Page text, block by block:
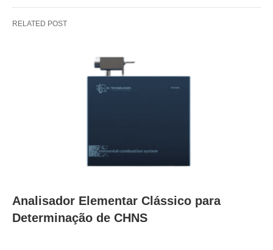
RELATED POST
Analisador Elementar Clássico para
Determinação de CHNS